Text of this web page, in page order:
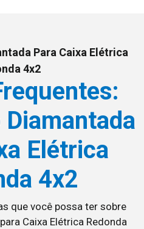
Para Caixa Elétrica
4x2
Elétrica
4x2
que você possa ter sobre
Caixa Elétrica Redonda